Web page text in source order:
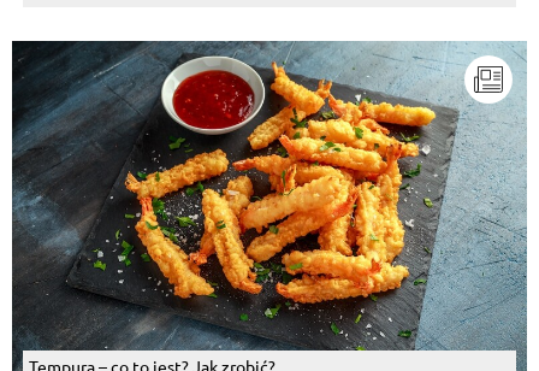
Tempura – co to jest? Jak zrobić?